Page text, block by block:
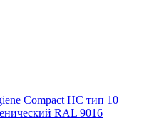
Compact HC тип 10
RAL 9016